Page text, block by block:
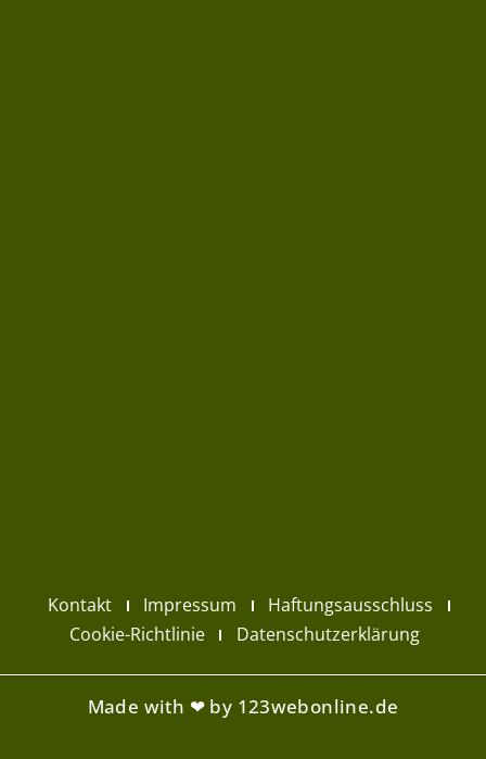
Kontakt Impressum
Haftungsausschluss
Cookie-Richtlinie
Datenschutzerklärung
Made with ❤ by 123webonline.de